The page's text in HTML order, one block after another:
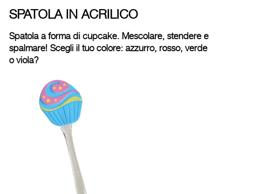
SPATOLA IN ACRILICO
Spatola a forma di cupcake. Mescolare, stendere e
spalmare! Scegli il tuo colore: azzurro, rosso, verde
o viola?